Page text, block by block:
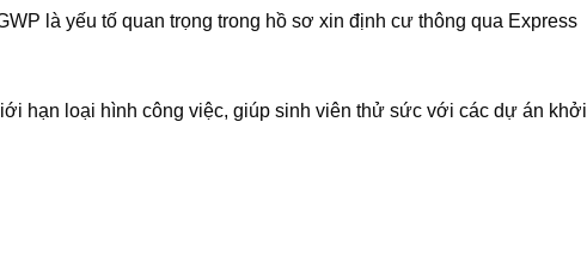
là yếu tố quan trọng trong hồ sơ xin định cư thông qua Express
hạn loại hình công việc, giúp sinh viên thử sức với các dự án khởi